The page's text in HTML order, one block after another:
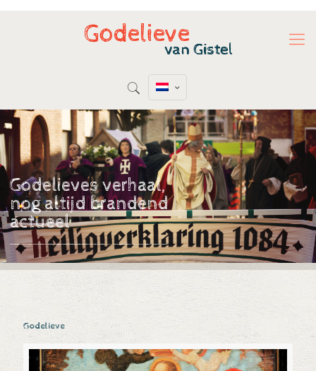
Godelieves verhaal,
nog altijd brandend
actueel
Godelieve